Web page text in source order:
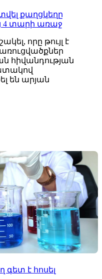
քաղցկեղը
4 տարի առաջ
որը թույլ է
հիվանդության
են արյան
գետ է հոսել